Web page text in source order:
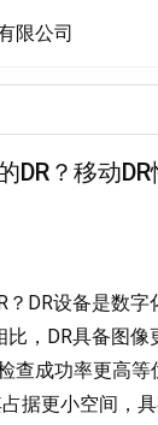
DR？移动
？DR设备是数
，DR具备图像
查成功率更高等
据更小空间，